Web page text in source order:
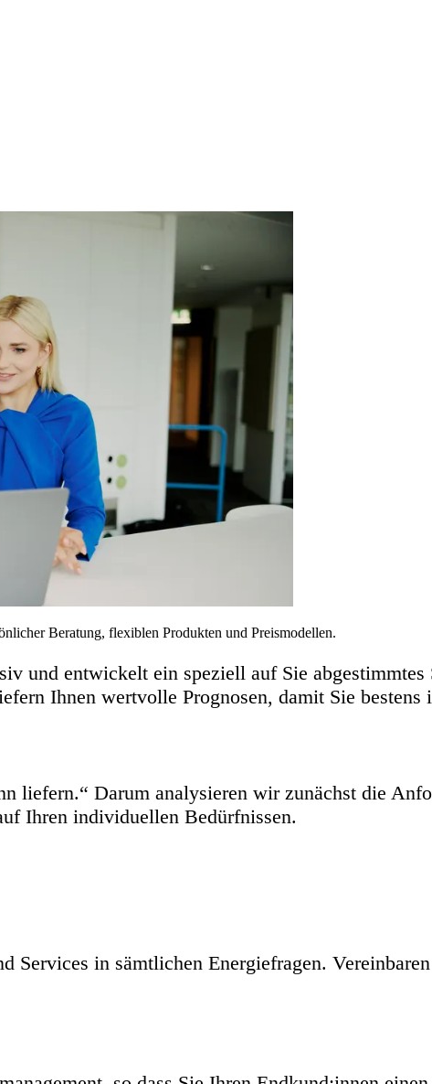
Beratung, flexiblen Produkten und Preismodellen.
und entwickelt ein speziell auf Sie abgestimmtes
Ihnen wertvolle Prognosen, damit Sie bestens
liefern.“ Darum analysieren wir zunächst die
Ihren individuellen Bedürfnissen.
Services in sämtlichen Energiefragen.